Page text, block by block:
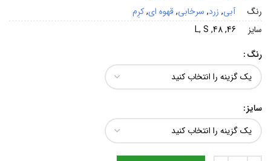
رنگ آبی, زرد, سرخابی,قهوه ای,کرِم
سایز
46, 48, L, S
رنگ
سایز